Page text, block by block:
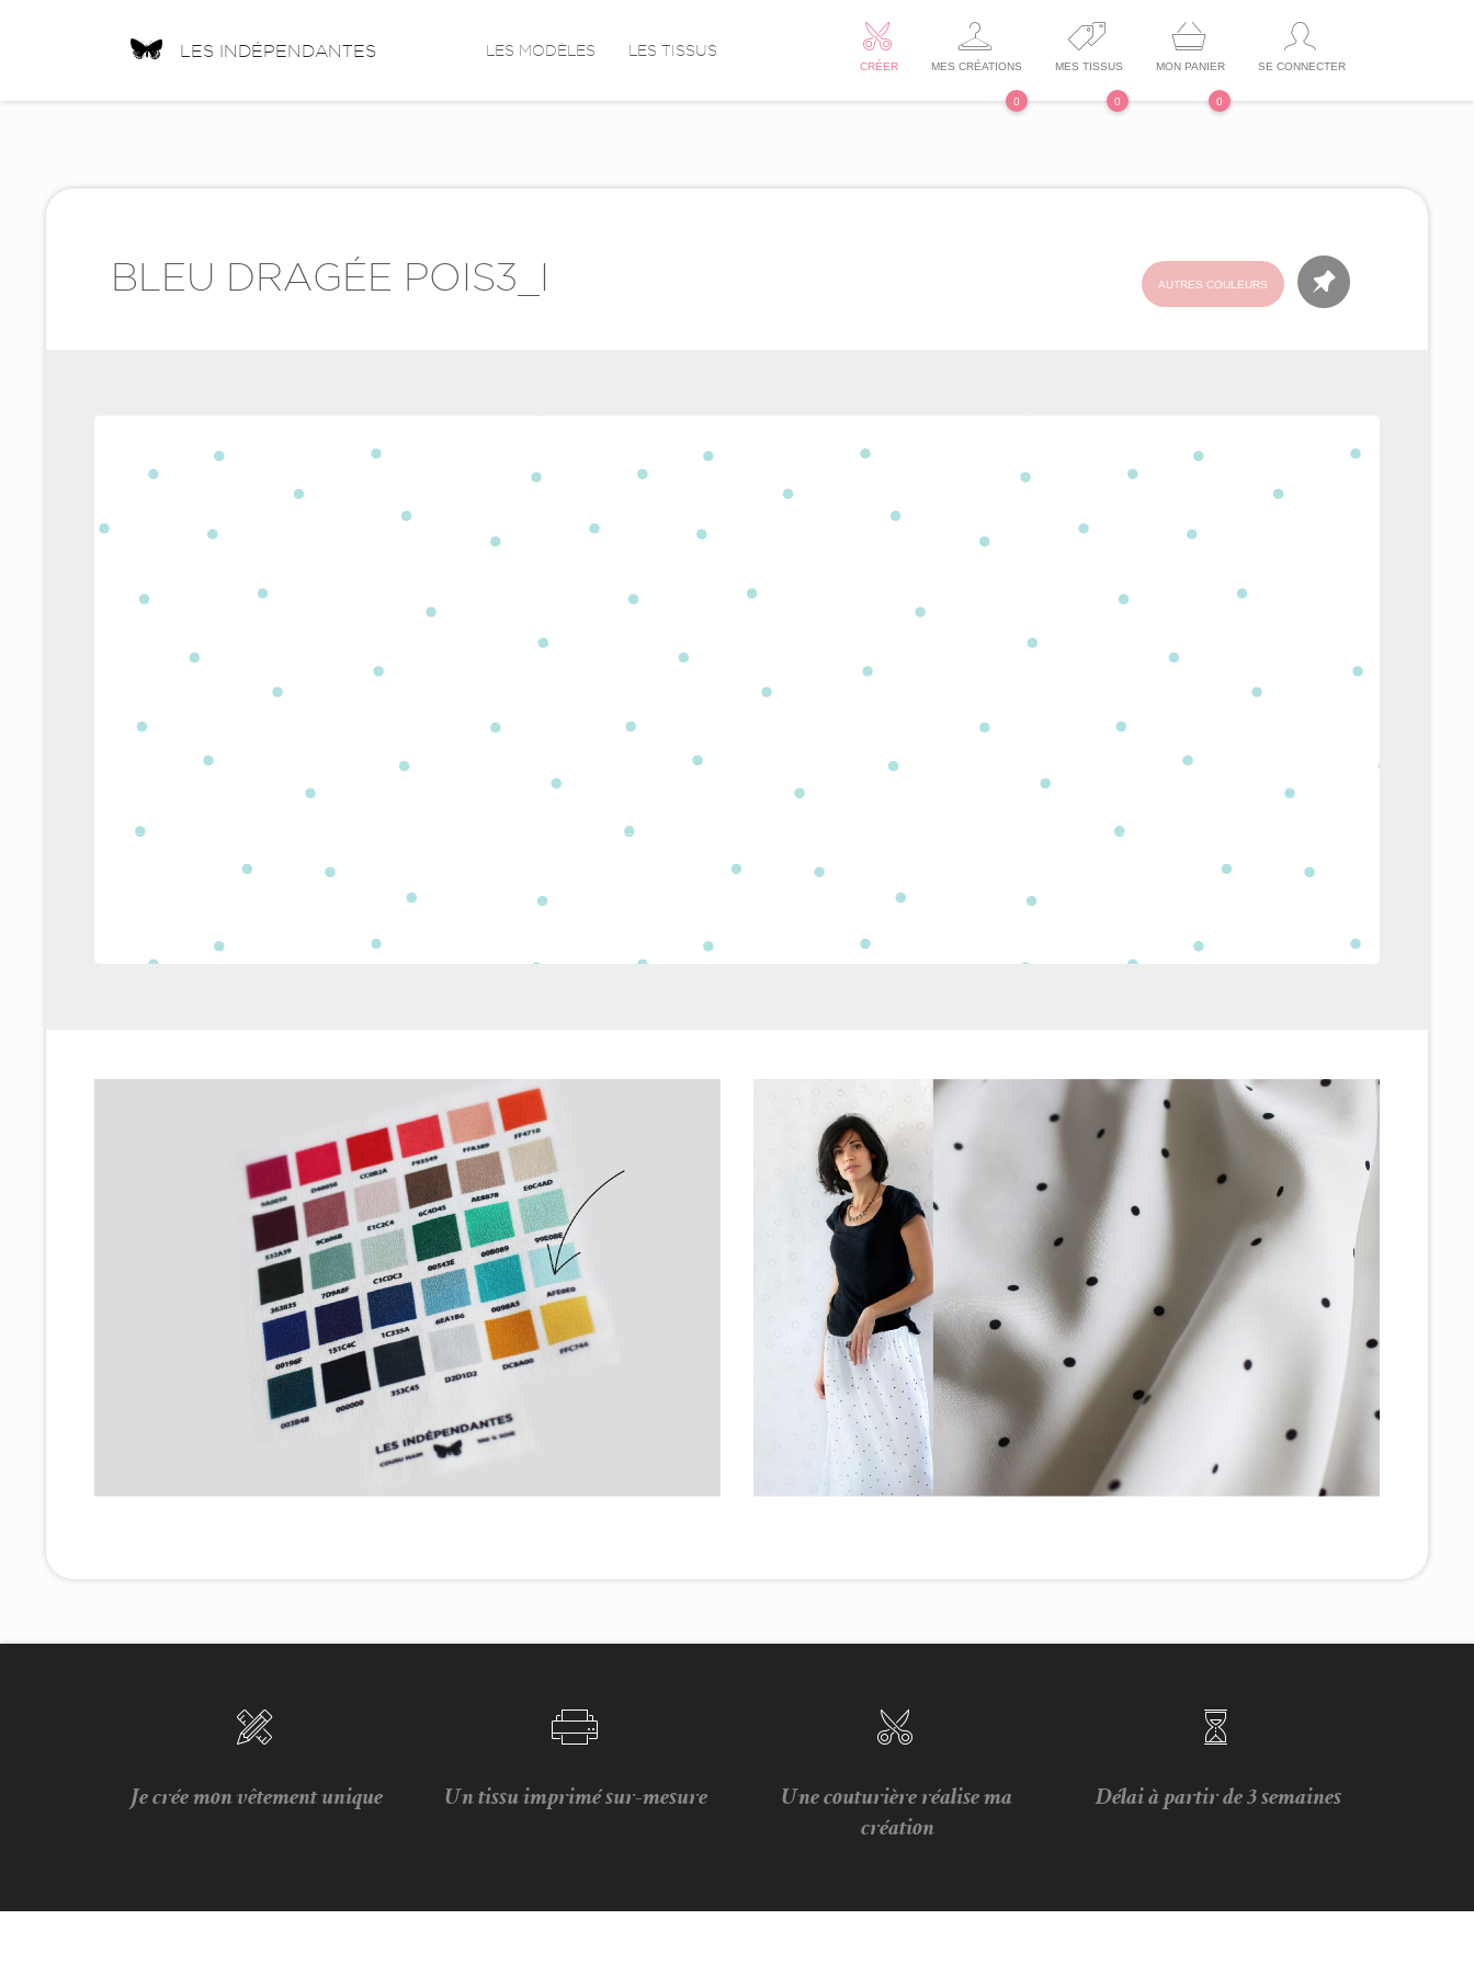
LES INDÉPENDANTES LES MODÈLES LES TISSUS
CRÉER MES CRÉATIONS
0
MES TISSUS
0
MON PANIER
0
SE CONNECTER
BLEU DRAGÉE POIS3_I AUTRES COULEURS
Je crée mon vêtement unique Un tissu imprimé sur-mesure
Une couturière réalise ma
création
Délai à partir de 3 semaines